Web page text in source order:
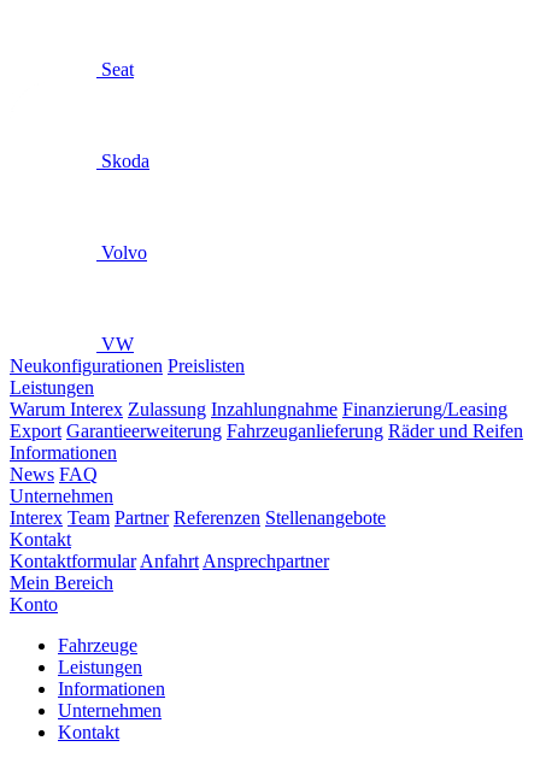
Seat
Skoda
Volvo
VW
Neukonfigurationen Preislisten
Leistungen
Warum Interex Zulassung Inzahlungnahme Finanzierung/Leasing
Export Garantieerweiterung Fahrzeuganlieferung Räder und Reifen
Informationen
News FAQ
Unternehmen
Interex Team Partner Referenzen Stellenangebote
Kontakt
Kontaktformular Anfahrt Ansprechpartner
Mein Bereich
Konto
Fahrzeuge
Leistungen
Informationen
Unternehmen
Kontakt